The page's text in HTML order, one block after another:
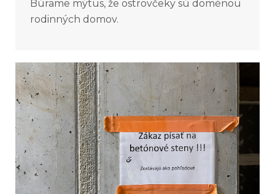
Búrame mýtus, že ostrovčeky sú doménou
rodinných domov.